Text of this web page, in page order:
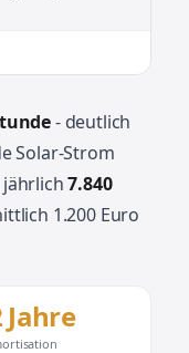
- deutlich
Solar-Strom
jährlich7.840
1.200 Euro
Jahre